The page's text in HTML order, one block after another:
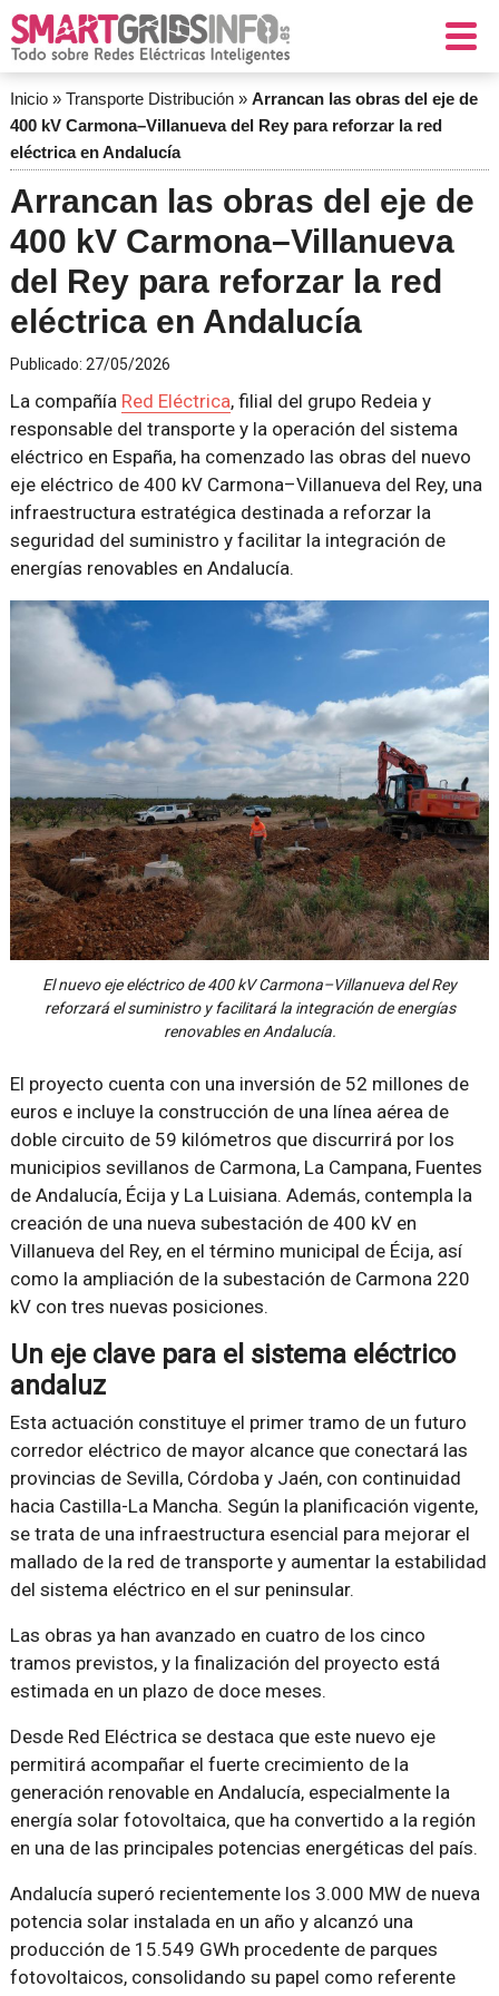
Inicio» Transporte Distribución» Arrancan las obras del eje de
400 kV Carmona–Villanueva del Rey para reforzar la red
eléctrica en Andalucía
Arrancan las obras del eje de
400 kV Carmona–Villanueva
del Rey para reforzar la red
eléctrica en Andalucía
Publicado: 27/05/2026
La compañía Red Eléctrica, filial del grupo Redeia y
responsable del transporte y la operación del sistema
eléctrico en España, ha comenzado las obras del nuevo
eje eléctrico de 400 kV Carmona–Villanueva del Rey, una
infraestructura estratégica destinada a reforzar la
seguridad del suministro y facilitar la integración de
energías renovables en Andalucía.
El nuevo eje eléctrico de 400 kV Carmona–Villanueva del Rey
reforzará el suministro y facilitará la integración de energías
renovables en Andalucía.
El proyecto cuenta con una inversión de 52 millones de
euros e incluye la construcción de una línea aérea de
doble circuito de 59 kilómetros que discurrirá por los
municipios sevillanos de Carmona, La Campana, Fuentes
de Andalucía, Écija y La Luisiana. Además, contempla la
creación de una nueva subestación de 400 kV en
Villanueva del Rey, en el término municipal de Écija, así
como la ampliación de la subestación de Carmona 220
kV con tres nuevas posiciones.
Un eje clave para el sistema eléctrico
andaluz
Esta actuación constituye el primer tramo de un futuro
corredor eléctrico de mayor alcance que conectará las
provincias de Sevilla, Córdoba y Jaén, con continuidad
hacia Castilla-La Mancha. Según la planificación vigente,
se trata de una infraestructura esencial para mejorar el
mallado de la red de transporte y aumentar la estabilidad
del sistema eléctrico en el sur peninsular.
Las obras ya han avanzado en cuatro de los cinco
tramos previstos, y la finalización del proyecto está
estimada en un plazo de doce meses.
Desde Red Eléctrica se destaca que este nuevo eje
permitirá acompañar el fuerte crecimiento de la
generación renovable en Andalucía, especialmente la
energía solar fotovoltaica, que ha convertido a la región
en una de las principales potencias energéticas del país.
Andalucía superó recientemente los 3.000 MW de nueva
potencia solar instalada en un año y alcanzó una
producción de 15.549 GWh procedente de parques
fotovoltaicos, consolidando su papel como referente